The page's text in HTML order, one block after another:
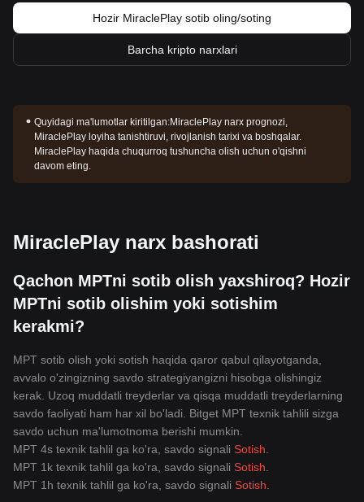
Hozir MiraclePlay sotib oling/soting
Barcha kripto narxlari
Quyidagi ma'lumotlar kiritilgan:MiraclePlay narx prognozi,
MiraclePlay loyiha tanishtiruvi, rivojlanish tarixi va boshqalar.
MiraclePlay haqida chuqurroq tushuncha olish uchun o'qishni
davom eting.
MiraclePlay narx bashorati
Qachon MPTni sotib olish yaxshiroq? Hozir
MPTni sotib olishim yoki sotishim
kerakmi?
MPT sotib olish yoki sotish haqida qaror qabul qilayotganda,
avvalo o'zingizning savdo strategiyangizni hisobga olishingiz
kerak. Uzoq muddatli treyderlar va qisqa muddatli treyderlarning
savdo faoliyati ham har xil bo'ladi. Bitget MPT texnik tahlili sizga
savdo uchun ma'lumotnoma berishi mumkin.
MPT 4s texnik tahlil ga ko'ra, savdo signali Sotish
MPT 1k texnik tahlil ga ko'ra, savdo signali Sotish
MPT 1h texnik tahlil ga ko'ra, savdo signali Sotish